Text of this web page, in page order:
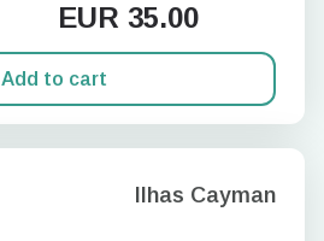
EUR 35.00
Add to cart
Ilhas Cayman